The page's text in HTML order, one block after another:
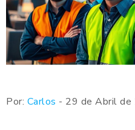
Por: Carlos - 29 de Abril de